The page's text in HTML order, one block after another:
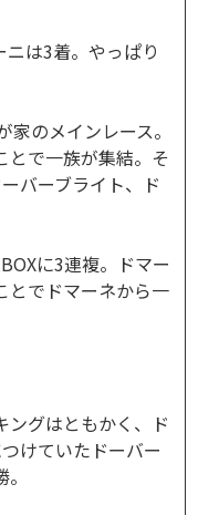
は3着。やっぱり
のメインレース。
とで一族が集結。そ
バーブライト、ド
に3連複。ドマー
とでドマーネから一
グはともかく、ド
けていたドーバー